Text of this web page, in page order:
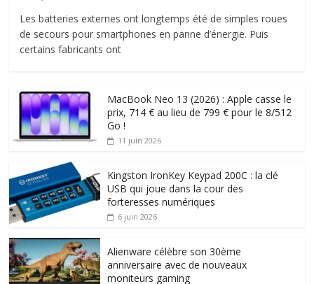
Les batteries externes ont longtemps été de simples roues
de secours pour smartphones en panne d’énergie. Puis
certains fabricants ont
MacBook Neo 13 (2026) : Apple casse le
prix, 714 € au lieu de 799 € pour le 8/512
Go !
11 juin 2026
Kingston IronKey Keypad 200C : la clé
USB qui joue dans la cour des
forteresses numériques
6 juin 2026
Alienware célèbre son 30ème
anniversaire avec de nouveaux
moniteurs gaming